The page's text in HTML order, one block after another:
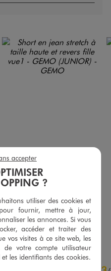
Short en jean stretch à taille haute et revers fille
12,99 €
5/5 de moyenne
(60 avis)
AJOUTERAU PANIER
?
utiliser des cookies et
fournir, mettre à jour,
les annonces. Si vous
accéder et traiter des
vos visites à ce site web, les
de votre compte utilisateur
les identifiants des cookies.
accepter